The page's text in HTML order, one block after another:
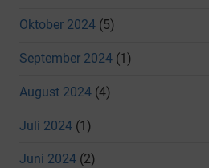
Oktober 2024 (5)
September 2024 (1)
August 2024 (4)
Juli 2024 (1)
Juni 2024 (2)